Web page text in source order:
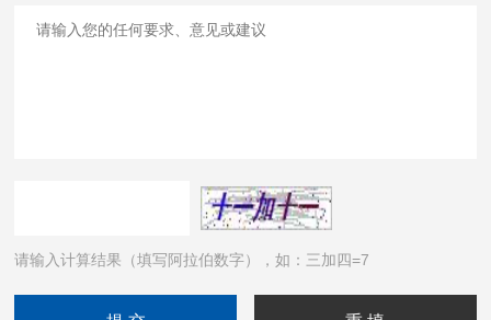
请输入计算结果（填写阿拉伯数字），如：三加四=7